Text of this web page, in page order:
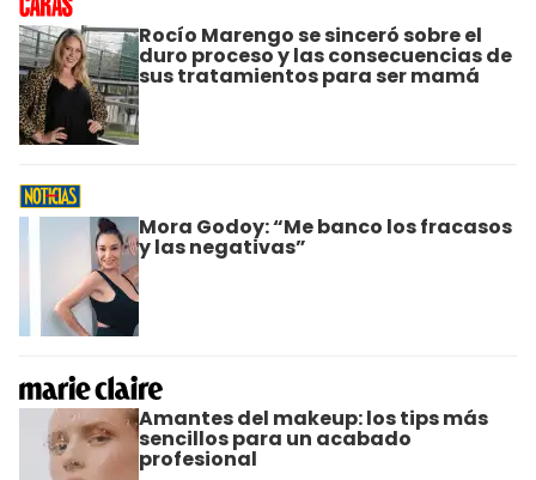
Rocío Marengo se sinceró sobre el
duro proceso y las consecuencias de
sus tratamientos para ser mamá
Mora Godoy: “Me banco los fracasos
y las negativas”
Amantes del makeup: los tips más
sencillos para un acabado
profesional